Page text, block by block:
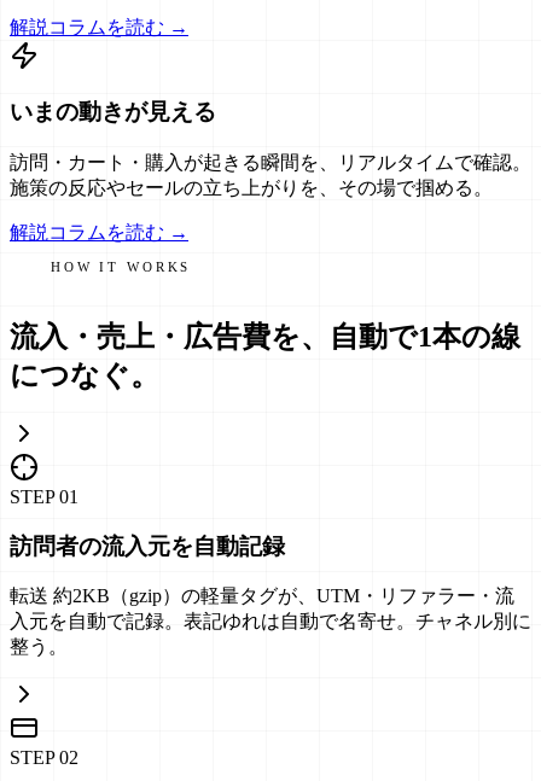
解説コラムを読む →
いまの動きが見える
訪問・カート・購入が起きる瞬間を、リアルタイムで確認。
施策の反応やセールの立ち上がりを、その場で掴める。
解説コラムを読む →
HOW IT WORKS
流入・売上・広告費を、自動で1本の線
につなぐ。
STEP 01
訪問者の流入元を自動記録
転送 約2KB（gzip）の軽量タグが、UTM・リファラー・流
入元を自動で記録。表記ゆれは自動で名寄せ。チャネル別に
整う。
STEP 02